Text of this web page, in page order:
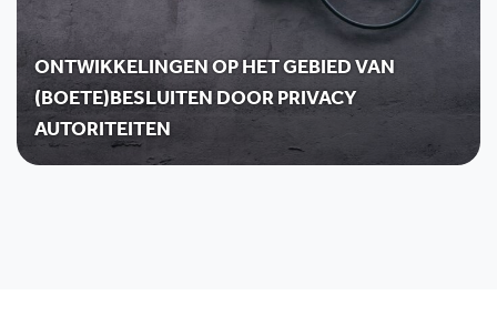
ONTWIKKELINGEN OP HET GEBIED VAN
(BOETE)BESLUITEN DOOR PRIVACY
AUTORITEITEN